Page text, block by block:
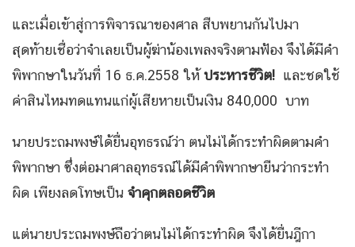
และเมื่อเข้าสู่การพิจารณาของศาล สืบพยานกันไปมา
สุดท้ายเชื่อว่าจำเลยเป็นผู้ฆ่าน้องเพลงจริงตามฟ้อง จึงได้มีคำ
พิพากษาในวันที่ 16 ธ.ค.2558 ให้ประหารชีวิต! และชดใช้
ค่าสินไหมทดแทนแก่ผู้เสียหายเป็นเงิน 840,000 บาท
นายประถมพงษ์ได้ยื่นอุทธรณ์ว่า ตนไม่ได้กระทำผิดตามคำ
พิพากษา ซึ่งต่อมาศาลอุทธรณ์ได้มีคำพิพากษายืนว่ากระทำ
ผิด เพียงลดโทษเป็น จำคุกตลอดชีวิต
แต่นายประถมพงษ์ถือว่าตนไม่ได้กระทำผิด จึงได้ยื่นฎีกา